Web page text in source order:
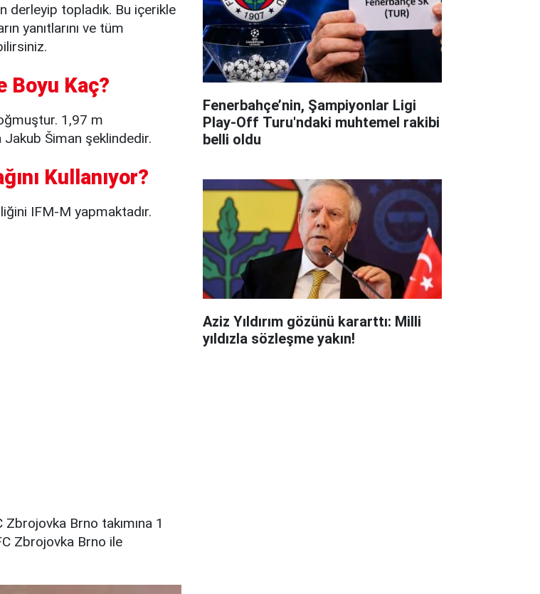
derleyip topladık. Bu içerikle
yanıtlarını ve tüm
Boyu Kaç?
1,97 m
Jakub Šiman şeklindedir.
Kullanıyor?
IFM-M yapmaktadır.
Brno takımına 1
Zbrojovka Brno ile
Fenerbahçe’nin, Şampiyonlar Ligi
Play-Off Turu'ndaki muhtemel rakibi
belli oldu
Aziz Yıldırım gözünü kararttı: Milli
yıldızla sözleşme yakın!